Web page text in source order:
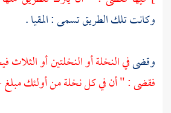
وكانت تلك الطريق تسمى : المقيا .
وقضىفي النخلة أو النخلتين أو
فقضى : " أن في كل نخلة من أولئك مبلغ